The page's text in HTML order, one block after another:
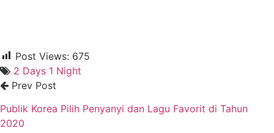
Post Views: 675
2 Days 1 Night
Prev Post
Publik Korea Pilih Penyanyi dan Lagu Favorit di Tahun
2020